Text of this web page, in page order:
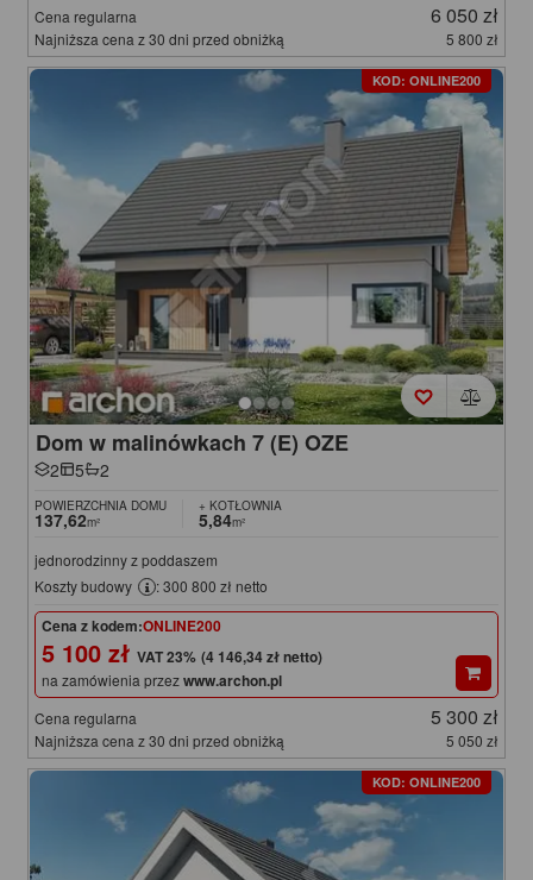
Cena regularna 6 050 zł
Najniższa cena z 30 dni przed obniżką 5 800 zł
KOD: ONLINE200
Dom w malinówkach 7 (E) OZE
2 5 2
POWIERZCHNIA DOMU
137,62m²
+ KOTŁOWNIA
5,84m²
jednorodzinny z poddaszem
Koszty budowy
: 300 800 zł netto
Cena z kodem:ONLINE200
5 100 zł (4 146,34 zł netto)
na zamówienia przezwww.archon.pl
Cena regularna 5 300 zł
Najniższa cena z 30 dni przed obniżką 5 050 zł
KOD: ONLINE200